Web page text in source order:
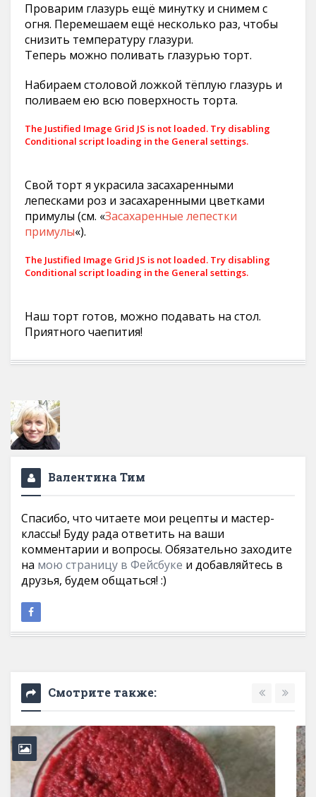
Проварим глазурь ещё минутку и снимем с
огня. Перемешаем ещё несколько раз, чтобы
снизить температуру глазури.
Теперь можно поливать глазурью торт.
Набираем столовой ложкой тёплую глазурь и
поливаем ею всю поверхность торта.
The Justified Image Grid JS is not loaded. Try disabling
Conditional script loading in the General settings.
Свой торт я украсила засахаренными
лепесками роз и засахаренными цветками
примулы (см. «Засахаренные лепестки
примулы«).
The Justified Image Grid JS is not loaded. Try disabling
Conditional script loading in the General settings.
Наш торт готов, можно подавать на стол.
Приятного чаепития!
Валентина Тим
Спасибо, что читаете мои рецепты и мастер-
классы! Буду рада ответить на ваши
комментарии и вопросы. Обязательно заходите
на мою страницу в Фейсбуке и добавляйтесь в
друзья, будем общаться! :)
Смотрите также: